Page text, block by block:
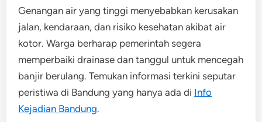
Genangan air yang tinggi menyebabkan kerusakan
jalan, kendaraan, dan risiko kesehatan akibat air
kotor. Warga berharap pemerintah segera
memperbaiki drainase dan tanggul untuk mencegah
banjir berulang. Temukan informasi terkini seputar
peristiwa di Bandung yang hanya ada di Info
Kejadian Bandung.